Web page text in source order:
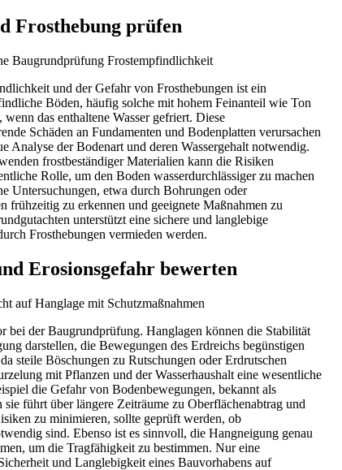
Frosthebung prüfen
und der Gefahr von Frosthebungen ist ein
Böden, häufig solche mit hohem Feinanteil wie Ton
das enthaltene Wasser gefriert. Diese
Schäden an Fundamenten und Bodenplatten verursachen
Analyse der Bodenart und deren Wassergehalt notwendig.
frostbeständiger Materialien kann die Risiken
Rolle, um den Boden wasserdurchlässiger zu machen
Untersuchungen, etwa durch Bohrungen oder
frühzeitig zu erkennen und geeignete Maßnahmen zu
unterstützt eine sichere und langlebige
Frosthebungen vermieden werden.
Erosionsgefahr bewerten
bei der Baugrundprüfung. Hanglagen können die Stabilität
darstellen, die Bewegungen des Erdreichs begünstigen
steile Böschungen zu Rutschungen oder Erdrutschen
mit Pflanzen und der Wasserhaushalt eine wesentliche
die Gefahr von Bodenbewegungen, bekannt als
führt über längere Zeiträume zu Oberflächenabtrag und
zu minimieren, sollte geprüft werden, ob
sind. Ebenso ist es sinnvoll, die Hangneigung genau
um die Tragfähigkeit zu bestimmen. Nur eine
und Langlebigkeit eines Bauvorhabens auf